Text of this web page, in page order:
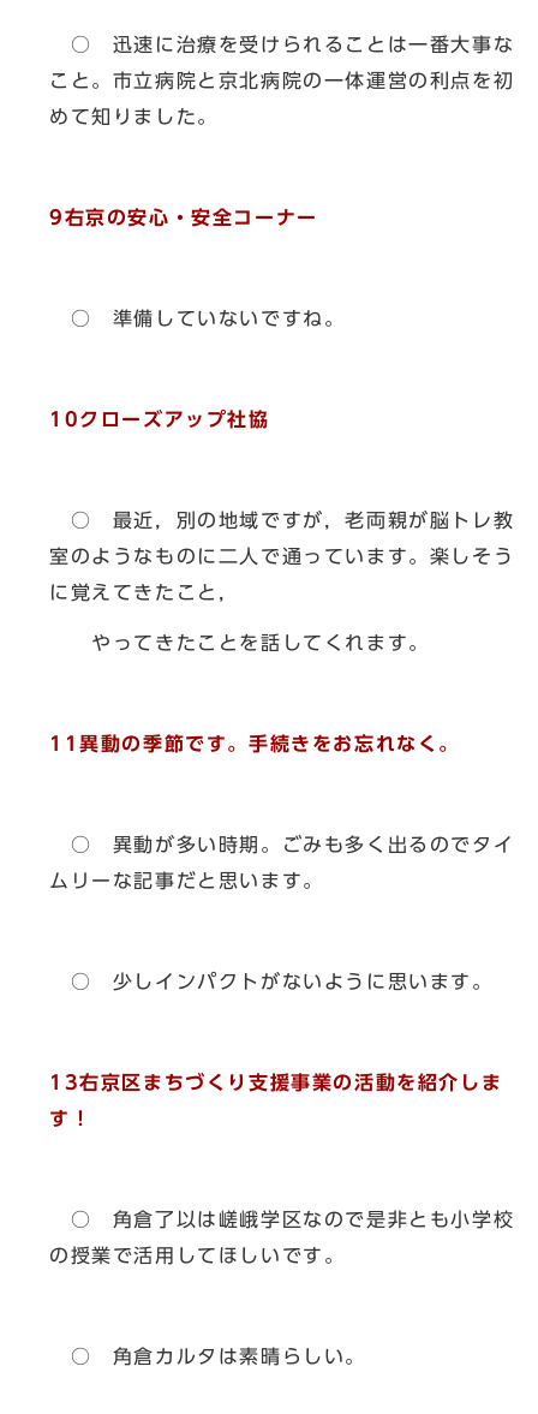
○ 迅速に治療を受けられることは一番大事な
こと。市立病院と京北病院の一体運営の利点を初
めて知りました。
9右京の安心・安全コーナー
○ 準備していないですね。
10クローズアップ社協
○ 最近，別の地域ですが，老両親が脳トレ教
室のようなものに二人で通っています。楽しそう
に覚えてきたこと，
やってきたことを話してくれます。
11異動の季節です。手続きをお忘れなく。
○ 異動が多い時期。ごみも多く出るのでタイ
ムリーな記事だと思います。
○ 少しインパクトがないように思います。
13右京区まちづくり支援事業の活動を紹介しま
す！
○ 角倉了以は嵯峨学区なので是非とも小学校
の授業で活用してほしいです。
○ 角倉カルタは素晴らしい。